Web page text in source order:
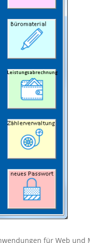
für Web und